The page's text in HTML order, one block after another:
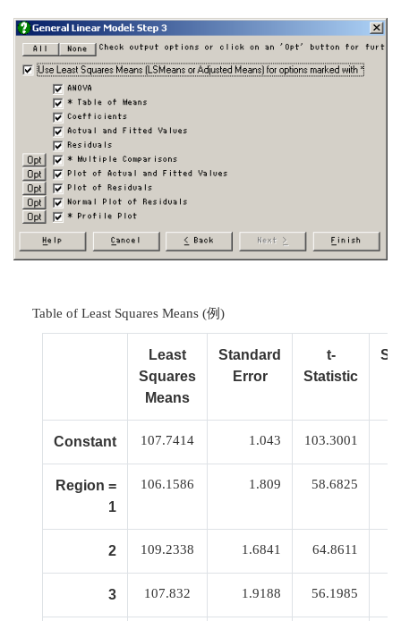
Table of Least Squares Means (例)
Least
Squares
Means
Standard
Error
t-
Statistic
Constant 107.7414 1.043 103.3001
Region =
1
106.1586 1.809 58.6825
2 109.2338 1.6841 64.8611
3 107.832 1.9188 56.1985